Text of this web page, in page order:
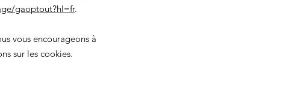
gaoptout?hl=fr.
vous encourageons à
sur les cookies.